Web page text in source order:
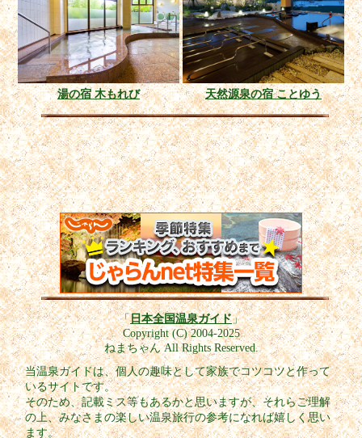
湯の宿 木もれび 天然源泉の宿 ことゆう
「日本全国温泉ガイド」
Copyright (C) 2004-2025
ねまちゃん All Rights Reserved.
当温泉ガイドは、個人の趣味として家族でコツコツと作って
いるサイトです。
そのため、記載ミス等もあるかと思いますが、それらご理解
の上、みなさまの楽しい温泉旅行の参考になれば嬉しく思い
ます。